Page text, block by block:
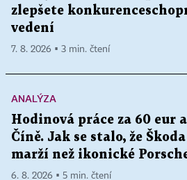
zlepšete
vedení
7. 8. 2026 ▪ 3 min. čtení
ANALÝZA
Hodinová práce za 60 eur
Číně. Jak se stalo, že
marží než ikonické
6. 8. 2026 ▪ 5 min. čtení